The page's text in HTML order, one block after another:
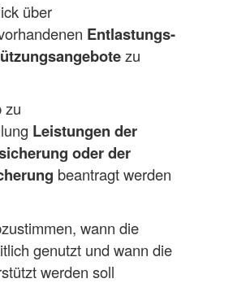
über
Entlastungs-
zu
zu
Leistungen der
oder der
beantragt werden
wann die
genutzt und wann die
werden soll